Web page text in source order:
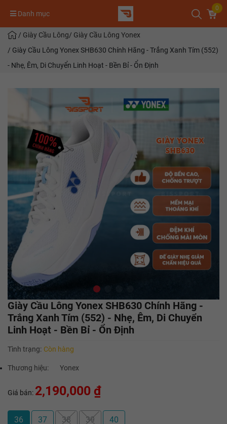
Danh mục
0
/ Giày Cầu Lông/ Giày Cầu Lông Yonex
/ Giày Cầu Lông Yonex SHB630 Chính Hãng - Trắng Xanh Tím (552)
- Nhẹ, Êm, Di Chuyển Linh Hoạt - Bền Bỉ - Ổn Định
Giày Cầu Lông Yonex SHB630 Chính Hãng -
Trắng Xanh Tím (552) - Nhẹ, Êm, Di Chuyển
Linh Hoạt - Bền Bỉ - Ổn Định
Tình trạng: Còn hàng
Thương hiệu: Yonex
Giá bán: 2,190,000 ₫
36 37 38 39 40